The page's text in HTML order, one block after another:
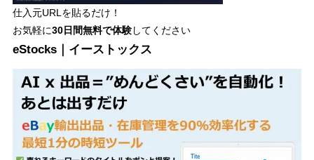
仕入元URLを貼るだけ！
お気軽に30日間無料で体験してください
eStocks｜イーストックス